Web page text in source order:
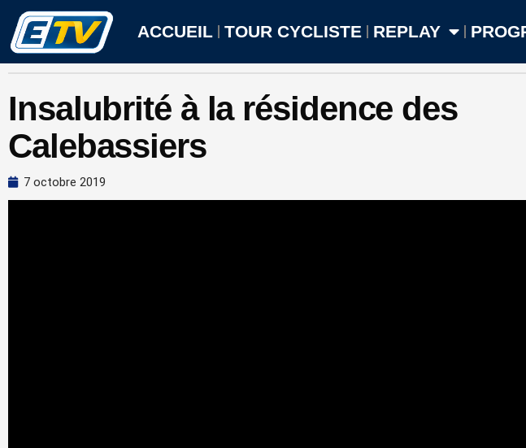
Aller
contenu
ACCUEIL TOUR CYCLISTE REPLAY
Insalubrité à la résidence des
Calebassiers
7 octobre 2019